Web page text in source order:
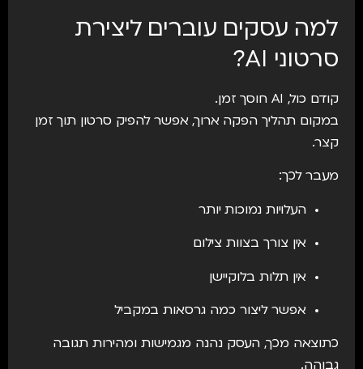
למה עסקים עוברים ליצירת
סרטוני AI?
קודם כול, AI חוסך זמן.
במקום תהליך הפקה ארוך, אפשר להפיק סרטון תוך זמן
קצר.
מעבר לכך:
העלויות נמוכות יותר
אין צורך בצוות צילום
אין תלות בלוקיישן
אפשר ליצור כמה גרסאות במקביל
כתוצאה מכך, העסק נהנה מגמישות ומהירות תגובה
גבוהה.